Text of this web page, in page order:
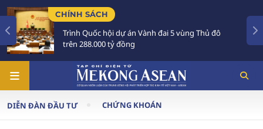
CHÍNH SÁCH
Trình Quốc hội dự án Vành đai 5 vùng Thủ đô
trên 288.000 tỷ đồng
DIỄN ĐÀN ĐẦU TƯ CHỨNG KHOÁN